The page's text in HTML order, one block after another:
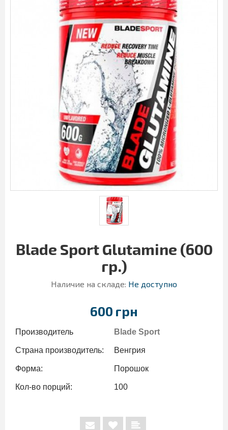
Blade Sport Glutamine (600
гр.)
Наличие на складе: Не доступно
600 грн
Производитель Blade Sport
Страна производитель: Венгрия
Форма: Порошок
Кол-во порций: 100